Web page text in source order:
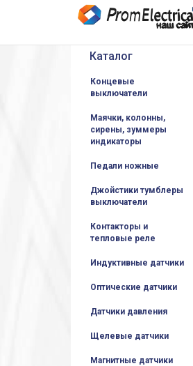
Каталог
Концевые
выключатели
Маячки, колонны,
сирены, зуммеры
индикаторы
Педали ножные
Джойстики тумблеры
выключатели
Контакторы и
тепловые реле
Индуктивные датчики
Оптические датчики
Датчики давления
Щелевые датчики
Магнитные датчики